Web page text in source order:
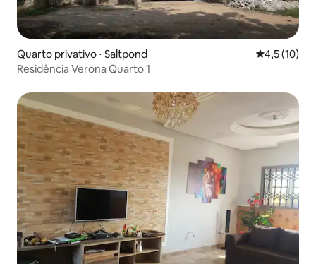
Quarto privativo ⋅ Saltpond 4,5 de uma
4,5 (10)
Residência Verona Quarto 1